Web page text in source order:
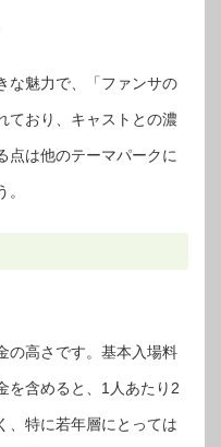
な魅力で、「ファンサの
ており、キャストとの濃
点は他のテーマパークに
の高さです。基本入場料
を含めると、1人あたり2
、特に若年層にとっては